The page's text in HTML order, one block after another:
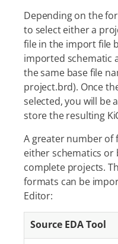
Depending on the
to select either a
file in the import file
imported schematic
the same base file
project.brd). Once
selected, you will be
store the resulting
A greater number of
either schematics
complete projects.
formats can be
Editor:
Source EDA Tool